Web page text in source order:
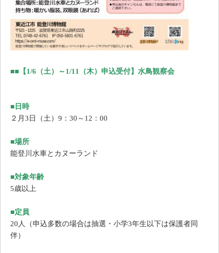
■■ 【1/6（土）～1/11（木）申込受付】水鳥観察会
■日時
２月3日（土）9：30～12：00
■場所
能登川水車とカヌーランド
■対象年齢
5歳以上
■定員
20人（申込多数の場合は抽選・小学3年生以下は保護者同
伴）